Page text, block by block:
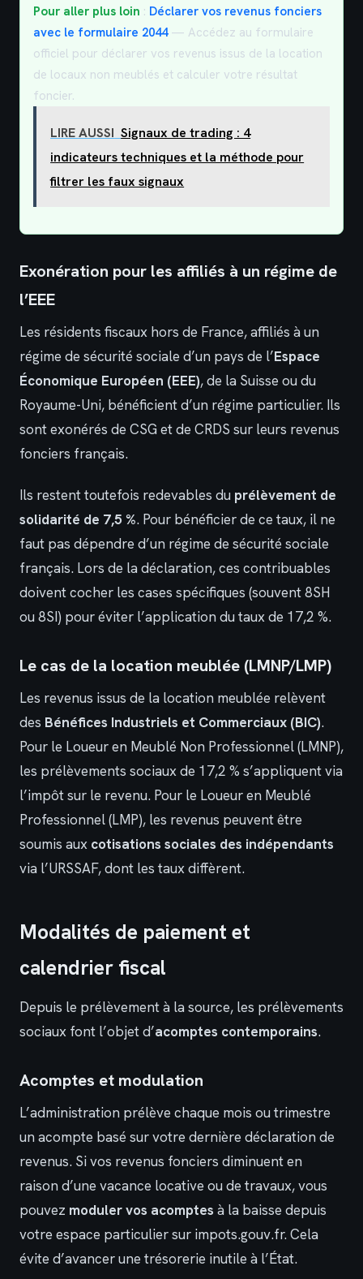
Pour aller plus loin : Déclarer vos revenus fonciers
avec le formulaire 2044— Accédez au formulaire
officiel pour déclarer vos revenus issus de la location
de locaux non meublés et calculer votre résultat
foncier.
LIRE AUSSI Signaux de trading : 4
indicateurs techniques et la méthode pour
filtrer les faux signaux
Exonération pour les affiliés à un régime de
l’EEE
Les résidents fiscaux hors de France, affiliés à un
régime de sécurité sociale d’un pays de l’Espace
Économique Européen (EEE), de la Suisse ou du
Royaume-Uni, bénéficient d’un régime particulier. Ils
sont exonérés de CSG et de CRDS sur leurs revenus
fonciers français.
Ils restent toutefois redevables du prélèvement de
solidarité de 7,5 %. Pour bénéficier de ce taux, il ne
faut pas dépendre d’un régime de sécurité sociale
français. Lors de la déclaration, ces contribuables
doivent cocher les cases spécifiques (souvent 8SH
ou 8SI) pour éviter l’application du taux de 17,2 %.
Le cas de la location meublée (LMNP/LMP)
Les revenus issus de la location meublée relèvent
des Bénéfices Industriels et Commerciaux (BIC).
Pour le Loueur en Meublé Non Professionnel (LMNP),
les prélèvements sociaux de 17,2 % s’appliquent via
l’impôt sur le revenu. Pour le Loueur en Meublé
Professionnel (LMP), les revenus peuvent être
soumis aux cotisations sociales des indépendants
via l’URSSAF, dont les taux diffèrent.
Modalités de paiement et
calendrier fiscal
Depuis le prélèvement à la source, les prélèvements
sociaux font l’objet d’acomptes contemporains.
Acomptes et modulation
L’administration prélève chaque mois ou trimestre
un acompte basé sur votre dernière déclaration de
revenus. Si vos revenus fonciers diminuent en
raison d’une vacance locative ou de travaux, vous
pouvez moduler vos acomptes à la baisse depuis
votre espace particulier sur impots.gouv.fr. Cela
évite d’avancer une trésorerie inutile à l’État.